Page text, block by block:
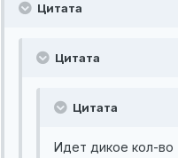
Цитата
Цитата
Цитата
Идет дикое кол-во